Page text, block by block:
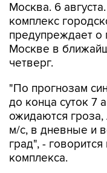
Москва. 6
комплекс
предупреждает о
Москве в
четверг.
"По прогнозам
до конца суток 7
ожидаются
м/с, в дневные и
град", -
комплекса.